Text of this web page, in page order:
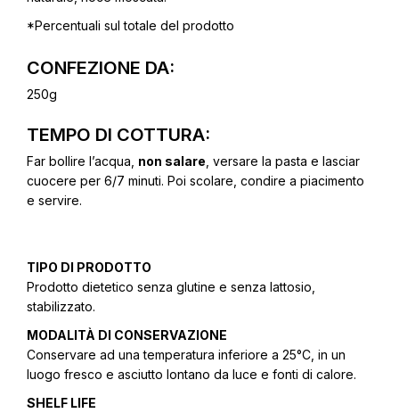
*Percentuali sul totale del prodotto
CONFEZIONE DA:
250g
TEMPO DI COTTURA:
Far bollire l’acqua, non salare , versare la pasta e lasciar
cuocere per 6/7 minuti. Poi scolare, condire a piacimento
e servire.
TIPO DI PRODOTTO
Prodotto dietetico senza glutine e senza lattosio,
stabilizzato.
MODALITÀ DI CONSERVAZIONE
Conservare ad una temperatura inferiore a 25°C, in un
luogo fresco e asciutto lontano da luce e fonti di calore.
SHELF LIFE